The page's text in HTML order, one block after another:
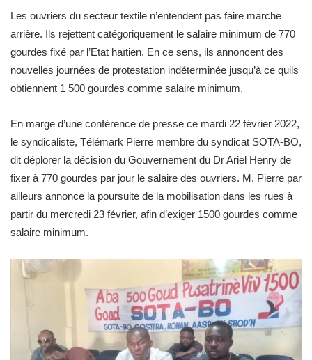
Les ouvriers du secteur textile n’entendent pas faire marche
arrière. Ils rejettent catégoriquement le salaire minimum de 770
gourdes fixé par l’Etat haïtien. En ce sens, ils annoncent des
nouvelles journées de protestation indéterminée jusqu’à ce quils
obtiennent 1 500 gourdes comme salaire minimum.
En marge d’une conférence de presse ce mardi 22 février 2022,
le syndicaliste, Télémark Pierre membre du syndicat SOTA-BO,
dit déplorer la décision du Gouvernement du Dr Ariel Henry de
fixer à 770 gourdes par jour le salaire des ouvriers. M. Pierre par
ailleurs annonce la poursuite de la mobilisation dans les rues à
partir du mercredi 23 février, afin d’exiger 1500 gourdes comme
salaire minimum.